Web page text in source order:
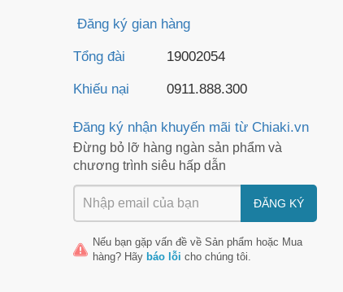
Đăng ký gian hàng
Tổng đài 19002054
Khiếu nại 0911.888.300
Đăng ký nhận khuyến mãi từ Chiaki.vn
Đừng bỏ lỡ hàng ngàn sản phẩm và
chương trình siêu hấp dẫn
ĐĂNG KÝ
Nếu bạn gặp vấn đề về Sản phẩm hoặc Mua
hàng? Hãy báo lỗi cho chúng tôi.